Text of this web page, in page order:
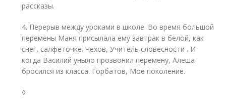
рассказы.
4. Перерыв между уроками в школе. Во время большой
перемены Маня присылала ему завтрак в белой, как
снег, салфеточке. Чехов, Учитель словесности . И
когда Василий уныло прозвонил перемену, Алеша
бросился из класса. Горбатов, Мое поколение.
◊